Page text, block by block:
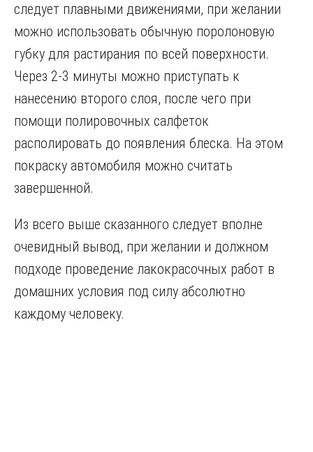
следует плавными движениями, при желании
можно использовать обычную поролоновую
губку для растирания по всей поверхности.
Через 2-3 минуты можно приступать к
нанесению второго слоя, после чего при
помощи полировочных салфеток
располировать до появления блеска. На этом
покраску автомобиля можно считать
завершенной.
Из всего выше сказанного следует вполне
очевидный вывод, при желании и должном
подходе проведение лакокрасочных работ в
домашних условия под силу абсолютно
каждому человеку.